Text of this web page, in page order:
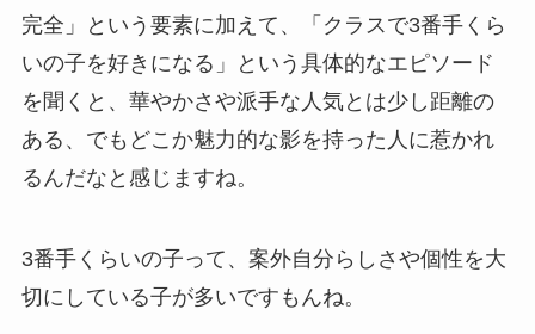
完全」という要素に加えて、「クラスで3番手くら
いの子を好きになる」という具体的なエピソード
を聞くと、華やかさや派手な人気とは少し距離の
ある、でもどこか魅力的な影を持った人に惹かれ
るんだなと感じますね。
3番手くらいの子って、案外自分らしさや個性を大
切にしている子が多いですもんね。